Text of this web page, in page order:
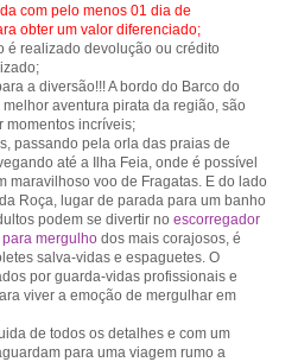
com pelo menos 01 dia de
obter um valor diferenciado;
é realizado devolução ou crédito
a diversão!!! A bordo do Barco do
aventura pirata da região, são
momentos incríveis;
passando pela orla das praias de
até a Ilha Feia, onde é possível
maravilhoso voo de Fragatas. E do lado
Roça, lugar de parada para um banho
podem se divertir no escorregador
mergulho dos mais corajosos, é
salva-vidas e espaguetes. O
por guarda-vidas profissionais e
viver a emoção de mergulhar em
de todos os detalhes e com um
para uma viagem rumo a